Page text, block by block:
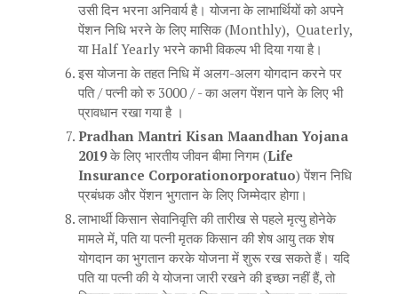
उसी दिन भरना अनिवार्य है। योजना के लाभार्थियों को अपने
पेंशन निधि भरने के लिए मासिक (Monthly), Quaterly,
या Half Yearly भरने काभी विकल्प भी दिया गया है।
इस योजना के तहत निधि में अलग-अलग योगदान करने पर
पति / पत्नी को रु 3000 / - का अलग पेंशन पाने के लिए भी
प्रावधान रखा गया है ।
Pradhan Mantri Kisan Maandhan Yojana
2019के लिए भारतीय जीवन बीमा निगम (Life
Insurance Corporationorporatuo) पेंशन निधि
प्रबंधक और पेंशन भुगतान के लिए जिम्मेदार होगा।
लाभार्थी किसान सेवानिवृत्ति की तारीख से पहले मृत्यु होनेके
मामले में, पति या पत्नी मृतक किसान की शेष आयु तक शेष
योगदान का भुगतान करके योजना में शुरू रख सकते हैं। यदि
पति या पत्नी की ये योजना जारी रखने की इच्छा नहीं हैं, तो